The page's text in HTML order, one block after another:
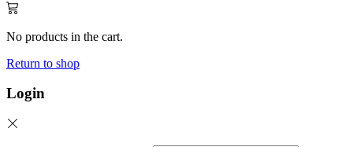
No products in the cart.
Return to shop
Login